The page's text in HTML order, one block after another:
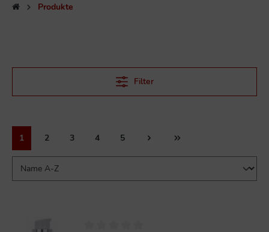
Produkte
Filter
1 2 3 4 5